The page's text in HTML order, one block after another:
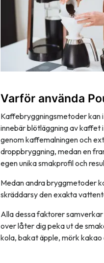
Varför använda
Kaffebryggningsmetoder kan
innebär blötläggning av
genom kaffemalningen och
droppbryggning, medan en
egen unika smakprofil och
Medan andra bryggmetoder
skräddarsy den exakta
Alla dessa faktorer
over låter dig peka ut de
kola, bakat äpple, mörk